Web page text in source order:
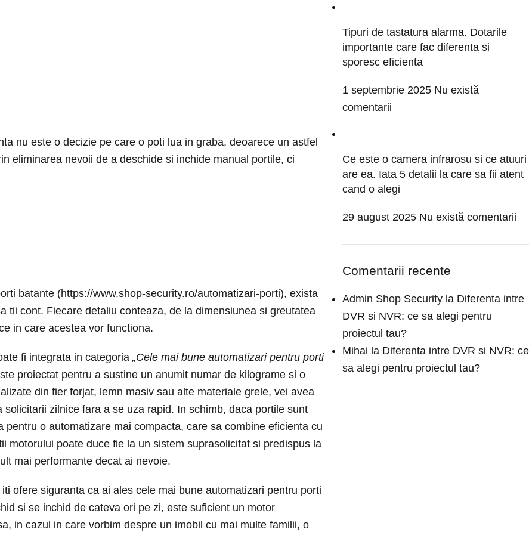
nu este o decizie pe care o poti lua in graba, deoarece un astfel
eliminarea nevoii de a deschide si inchide manual portile, ci
batante (https://www.shop-security.ro/automatizari-porti), exista
tii cont. Fiecare detaliu conteaza, de la dimensiunea si greutatea
in care acestea vor functiona.
fi integrata in categoria „Cele mai bune automatizari pentru porti
proiectat pentru a sustine un anumit numar de kilograme si o
din fier forjat, lemn masiv sau alte materiale grele, vei avea
zilnice fara a se uza rapid. In schimb, daca portile sunt
o automatizare mai compacta, care sa combine eficienta cu
motorului poate duce fie la un sistem suprasolicitat si predispus la
mai performante decat ai nevoie.
ofere siguranta ca ai ales cele mai bune automatizari pentru porti
si se inchid de cateva ori pe zi, este suficient un motor
in cazul in care vorbim despre un imobil cu mai multe familii, o
Tipuri de tastatura alarma. Dotarile
importante care fac diferenta si
sporesc eficienta
1 septembrie 2025 Nu există
comentarii
Ce este o camera infrarosu si ce atuuri
are ea. Iata 5 detalii la care sa fii atent
cand o alegi
29 august 2025 Nu există comentarii
Comentarii recente
Admin Shop Securityla Diferenta intre
DVR si NVR: ce sa alegi pentru
proiectul tau?
Mihai la Diferenta intre DVR si NVR: ce
sa alegi pentru proiectul tau?